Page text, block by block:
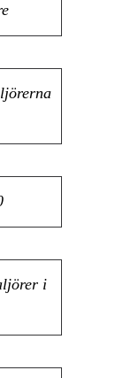
i